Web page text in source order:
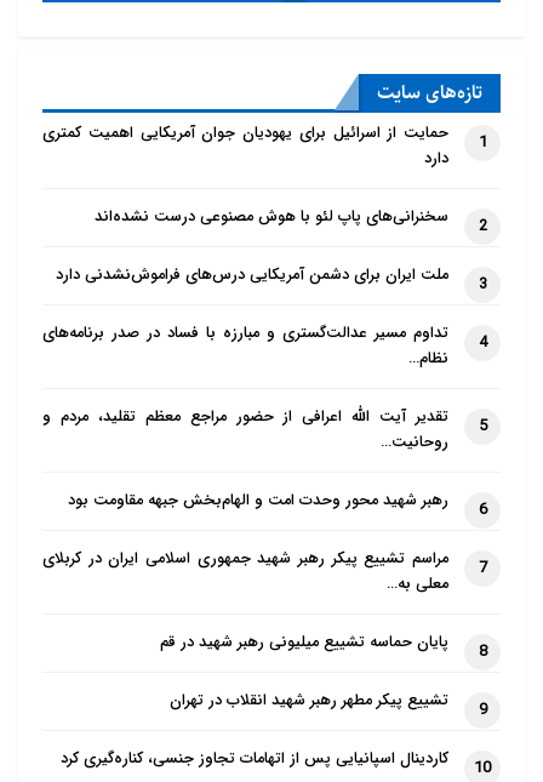
تازه‌‌های سایت
1
حمایت از اسرائیل برای یهودیان جوان آمریکایی اهمیت کمتری
دارد
2 سخنرانی‌های پاپ لئو با هوش مصنوعی درست نشده‌اند
3 ملت ایران برای دشمن آمریکایی درس‌های فراموش‌نشدنی دارد
4
تداوم مسیر عدالت‌گستری و مبارزه با فساد در صدر برنامه‌های
نظام…
5
تقدیر آیت الله اعرافی از حضور مراجع معظم تقلید، مردم و
روحانیت…
6 رهبر شهید محور وحدت امت و الهام‌بخش جبهه مقاومت بود
7
مراسم تشییع پیکر رهبر شهید جمهوری اسلامی ایران در کربلای
معلی به…
8 پایان حماسه تشییع میلیونی رهبر شهید در قم
9 تشییع پیکر مطهر رهبر شهید انقلاب در تهران
10 کاردینال اسپانیایی پس از اتهامات تجاوز جنسی، کناره‌گیری کرد